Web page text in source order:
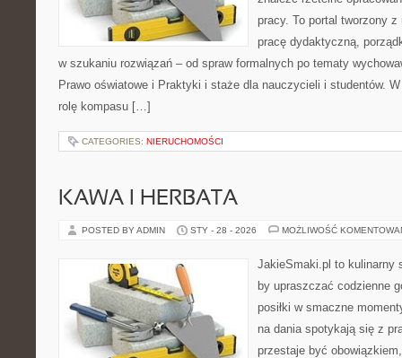
pracy. To portal tworzony
pracę dydaktyczną,
w szukaniu rozwiązań – od spraw formalnych po tematy
Prawo oświatowe i Praktyki i staże dla nauczycieli i studentów.
rolę kompasu […]
CATEGORIES: NIERUCHOMOŚCI
KAWA I HERBATA
POSTED BY ADMIN STY - 28 - 2026 MOŻLIWOŚĆ
JakieSmaki.pl to kulinarny
by upraszczać codzienne
posiłki w smaczne
na dania spotykają się z
przestaje być